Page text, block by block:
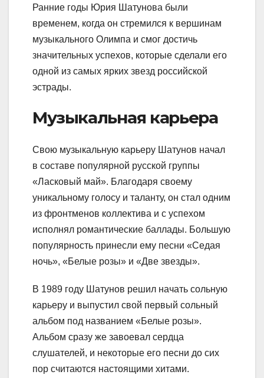
Ранние годы Юрия Шатунова были
временем, когда он стремился к вершинам
музыкального Олимпа и смог достичь
значительных успехов, которые сделали его
одной из самых ярких звезд российской
эстрады.
Музыкальная карьера
Свою музыкальную карьеру Шатунов начал
в составе популярной русской группы
«Ласковый май». Благодаря своему
уникальному голосу и таланту, он стал одним
из фронтменов коллектива и с успехом
исполнял романтические баллады. Большую
популярность принесли ему песни «Седая
ночь», «Белые розы» и «Две звезды».
В 1989 году Шатунов решил начать сольную
карьеру и выпустил свой первый сольный
альбом под названием «Белые розы».
Альбом сразу же завоевал сердца
слушателей, и некоторые его песни до сих
пор считаются настоящими хитами.